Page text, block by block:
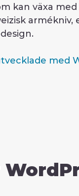
kan växa med
armékniv,
med